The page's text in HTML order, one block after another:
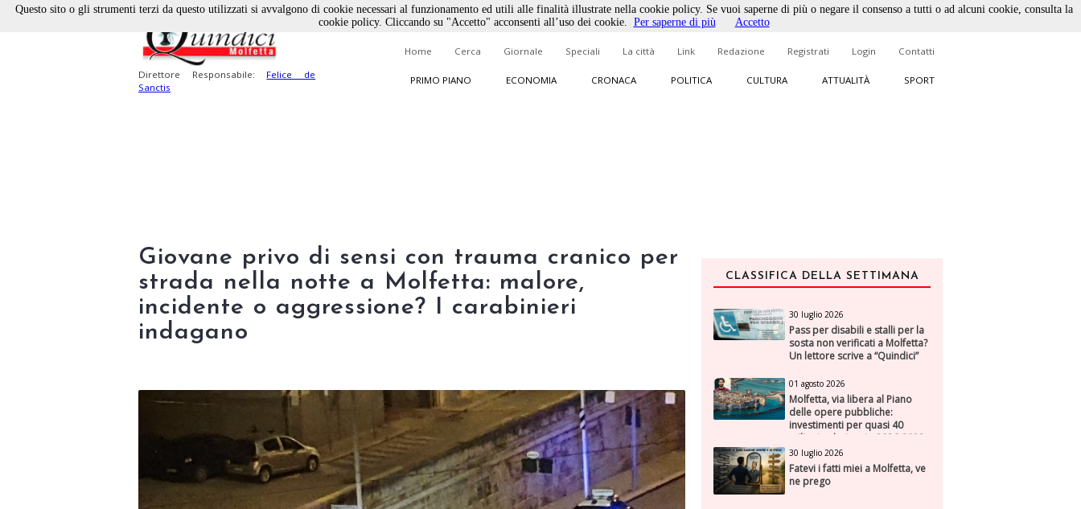
Direttore Responsabile: Felice de
Sanctis
Home Cerca Giornale Speciali La città Link Redazione Registrati Login Contatti
PRIMO PIANO ECONOMIA CRONACA POLITICA CULTURA ATTUALITÀ SPORT
Giovane privo di sensi con trauma cranico per
strada nella notte a Molfetta: malore,
incidente o aggressione? I carabinieri
indagano
CLASSIFICA DELLA SETTIMANA
30 luglio 2026
Pass per disabili e stalli per la
sosta non verificati a Molfetta?
Un lettore scrive a “Quindici”
01 agosto 2026
Molfetta, via libera al Piano
delle opere pubbliche:
investimenti per quasi 40
milioni nel triennio 2026-2028
30 luglio 2026
Fatevi i fatti miei a Molfetta, ve
ne prego
Questo sito o gli strumenti terzi da questo utilizzati si avvalgono di cookie necessari al funzionamento ed utili alle finalità illustrate nella cookie policy. Se vuoi saperne di più o negare il consenso a tutti o ad alcuni cookie, consulta la
cookie policy. Cliccando su "Accetto" acconsenti all’uso dei cookie. Per saperne di più Accetto